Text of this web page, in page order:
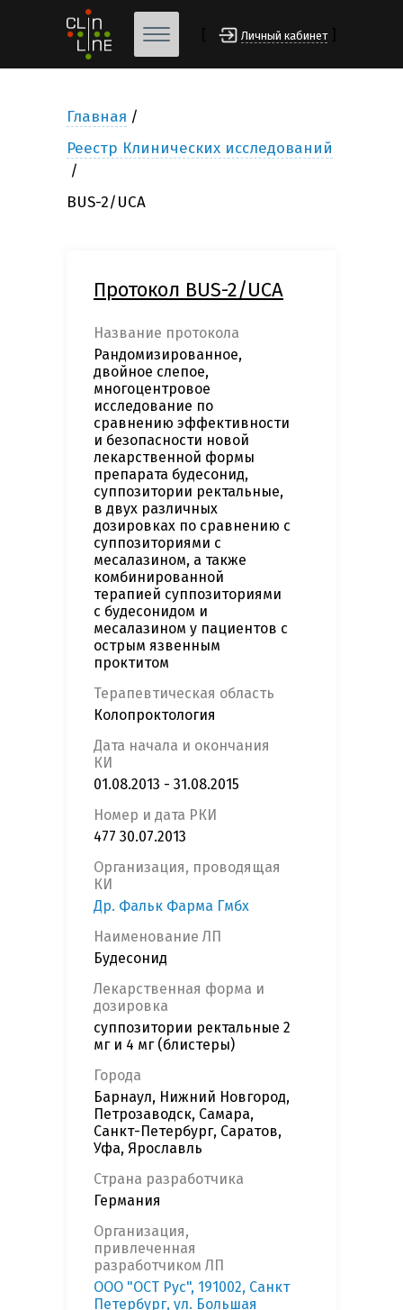
Личный кабинет
Главная
Реестр Клинических исследований
BUS-2/UCA
Протокол BUS-2/UCA
Название протокола
Рандомизированное,
двойное слепое,
многоцентровое
исследование по
сравнению эффективности
и безопасности новой
лекарственной формы
препарата будеcонид,
суппозитории ректальные,
в двух различных
дозировках по сравнению с
суппозиториями с
меcалазином, а также
комбинированной
терапией суппозиториями
с будеcонидом и
меcалазином у пациентов с
острым язвенным
проктитом
Терапевтическая область
Колопроктология
Дата начала и окончания
КИ
01.08.2013 - 31.08.2015
Номер и дата РКИ
477 30.07.2013
Организация, проводящая
КИ
Др. Фальк Фарма Гмбх
Наименование ЛП
Будеcонид
Лекарственная форма и
дозировка
суппозитории ректальные 2
мг и 4 мг (блистеры)
Города
Барнаул, Нижний Новгород,
Петрозаводск, Самара,
Санкт-Петербург, Саратов,
Уфа, Ярославль
Страна разработчика
Германия
Организация,
привлеченная
разработчиком ЛП
ООО "ОСТ Рус", 191002, Санкт
Петербург, ул. Большая